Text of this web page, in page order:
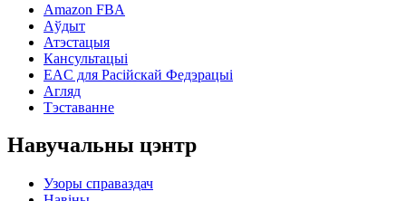
Amazon FBA
Аўдыт
Атэстацыя
Кансультацыі
EAC для Расійскай Федэрацыі
Агляд
Тэставанне
Навучальны цэнтр
Узоры справаздач